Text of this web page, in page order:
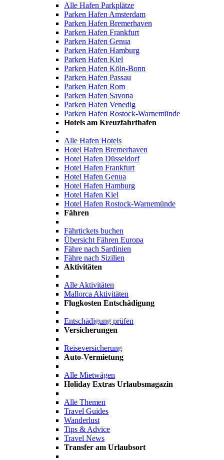
Alle Hafen Parkplätze
Parken Hafen Amsterdam
Parken Hafen Bremerhaven
Parken Hafen Frankfurt
Parken Hafen Genua
Parken Hafen Hamburg
Parken Hafen Kiel
Parken Hafen Köln-Bonn
Parken Hafen Passau
Parken Hafen Rom
Parken Hafen Savona
Parken Hafen Venedig
Parken Hafen Rostock-Warnemünde
Hotels am Kreuzfahrthafen
Alle Hafen Hotels
Hotel Hafen Bremerhaven
Hotel Hafen Düsseldorf
Hotel Hafen Frankfurt
Hotel Hafen Genua
Hotel Hafen Hamburg
Hotel Hafen Kiel
Hotel Hafen Rostock-Warnemünde
Fähren
Fährtickets buchen
Übersicht Fähren Europa
Fähre nach Sardinien
Fähre nach Sizilien
Aktivitäten
Alle Aktivitäten
Mallorca Aktivitäten
Flugkosten Entschädigung
Entschädigung prüfen
Versicherungen
Reiseversicherung
Auto-Vermietung
Alle Mietwägen
Holiday Extras Urlaubsmagazin
Alle Themen
Travel Guides
Wanderlust
Tips & Advice
Travel News
Transfer am Urlaubsort